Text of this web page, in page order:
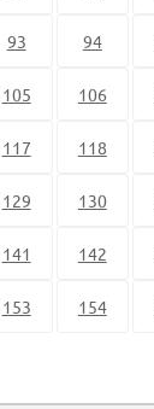
93 94
105 106
117 118
129 130
141 142
153 154